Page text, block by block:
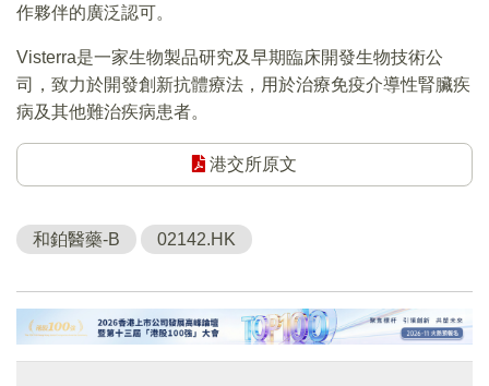
作夥伴的廣泛認可。
Visterra是一家生物製品研究及早期臨床開發生物技術公
司，致力於開發創新抗體療法，用於治療免疫介導性腎臟疾
病及其他難治疾病患者。
港交所原文
和鉑醫藥-B 02142.HK